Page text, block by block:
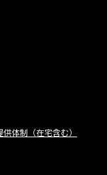
体制（在宅含む）